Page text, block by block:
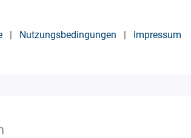
| Nutzungsbedingungen | Impressum